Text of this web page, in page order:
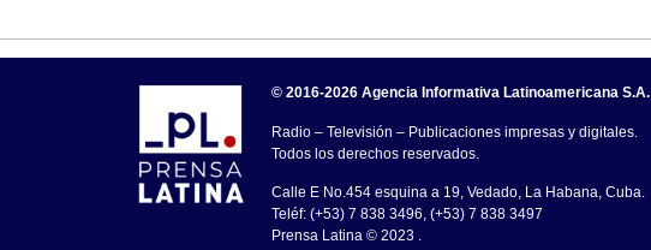
© 2016-2026 Agencia Informativa Latinoamericana S.A.
Radio – Televisión – Publicaciones impresas y digitales.
Todos los derechos reservados.
Calle E No.454 esquina a 19, Vedado, La Habana, Cuba.
Teléf: (+53) 7 838 3496, (+53) 7 838 3497
Prensa Latina © 2023 .